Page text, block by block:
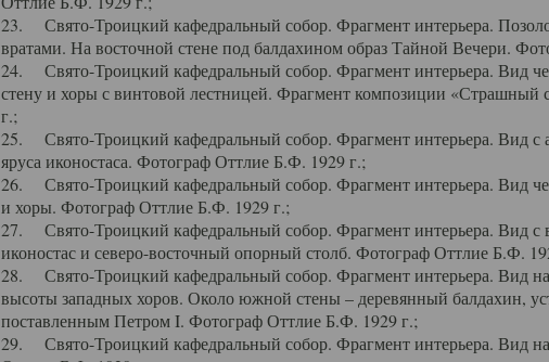
23. Свято-Троицкий кафедральный собор. Фрагмент интерьера.
вратами. На восточной стене под балдахином образ Тайной Вечери.
24. Свято-Троицкий кафедральный собор. Фрагмент интерьера. Вид
стену и хоры с винтовой лестницей. Фрагмент композиции
г.;
25. Свято-Троицкий кафедральный собор. Фрагмент интерьера. Вид с
яруса иконостаса. Фотограф Оттлие Б.Ф. 1929 г.;
26. Свято-Троицкий кафедральный собор. Фрагмент интерьера. Вид
и хоры. Фотограф Оттлие Б.Ф. 1929 г.;
27. Свято-Троицкий кафедральный собор. Фрагмент интерьера. Вид с
иконостас и северо-восточный опорный столб. Фотограф Оттлие Б.Ф.
28. Свято-Троицкий кафедральный собор. Фрагмент интерьера. Вид
высоты западных хоров. Около южной стены – деревянный балдахин,
поставленным Петром I. Фотограф Оттлие Б.Ф. 1929 г.;
29. Свято-Троицкий кафедральный собор. Фрагмент интерьера. Вид